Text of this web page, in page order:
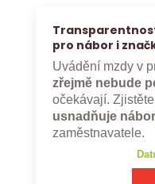
pro nábor i
Uvádění mzdy v
zřejmě nebude
očekávají.
usnadňuje
zaměstnavatele.